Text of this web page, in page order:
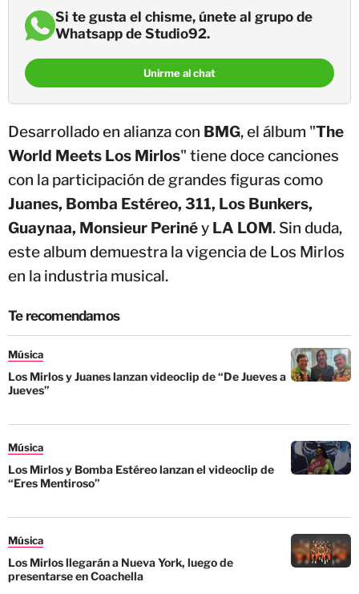
Si te gusta el chisme, únete al grupo de
Whatsapp de Studio92.
Unirme al chat
Desarrollado en alianza con BMG, el álbum "The
World Meets Los Mirlos" tiene doce canciones
con la participación de grandes figuras como
Juanes, Bomba Estéreo, 311, Los Bunkers,
Guaynaa, Monsieur Perinéy LA LOM. Sin duda,
este album demuestra la vigencia de Los Mirlos
en la industria musical.
Te recomendamos
Música
Los Mirlos y Juanes lanzan videoclip de “De Jueves a
Jueves”
Música
Los Mirlos y Bomba Estéreo lanzan el videoclip de
“Eres Mentiroso”
Música
Los Mirlos llegarán a Nueva York, luego de
presentarse en Coachella